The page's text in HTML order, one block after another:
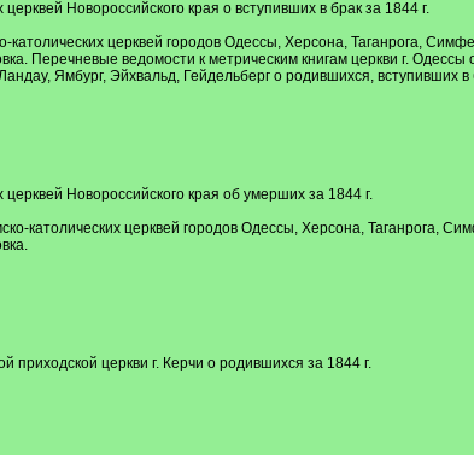
Новороссийского края о вступивших в брак за 1844 г.
католических церквей городов Одессы, Херсона, Таганрога,
Перечневые ведомости к метрическим книгам церкви г. Одессы
Ямбург, Эйхвальд, Гейдельберг о родившихся, вступивших
церквей Новороссийского края об умерших за 1844 г.
католических церквей городов Одессы, Херсона, Таганрога,
приходской церкви г. Керчи о родившихся за 1844 г.